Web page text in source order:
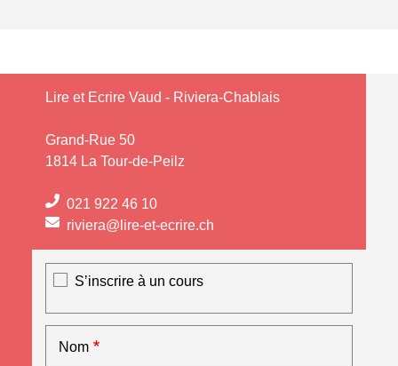
Lire et Ecrire Vaud - Riviera-Chablais
Grand-Rue 50
1814 La Tour-de-Peilz
021 922 46 10
riviera@lire-et-ecrire.ch
Inscription à un cours
S’inscrire à un cours
Nom